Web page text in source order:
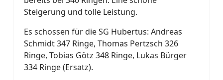
Steigerung und tolle Leistung.
Es schossen für die SG Hubertus: Andreas
Schmidt 347 Ringe, Thomas Pertzsch 326
Ringe, Tobias Götz 348 Ringe, Lukas Bürger
334 Ringe (Ersatz).